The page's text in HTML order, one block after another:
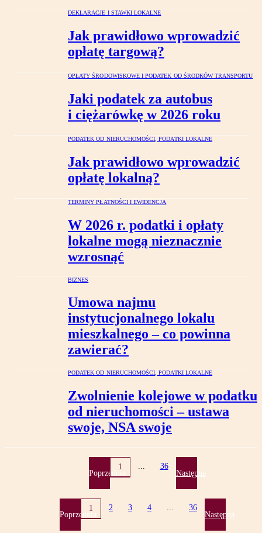
DEKLARACJE I STAWKI LOKALNE
Jak prawidłowo wprowadzić
opłatę targową?
OPŁATY ŚRODOWISKOWE I PODATEK OD ŚRODKÓW TRANSPORTU
Jaki podatek za autobus
i ciężarówkę w 2026 roku
PODATEK OD NIERUCHOMOŚCI, PODATKI LOKALNE
Jak prawidłowo wprowadzić
opłatę lokalną?
TERMINY PŁATNOŚCI I EWIDENCJA
W 2026 r. podatki i opłaty
lokalne mogą nieznacznie
wzrosnąć
BIZNES
Umowa najmu
instytucjonalnego lokalu
mieszkalnego – co powinna
zawierać?
PODATEK OD NIERUCHOMOŚCI, PODATKI LOKALNE
Zwolnienie kolejowe w podatku
od nieruchomości – ustawa
swoje, NSA swoje
Poprzednia
1 ... 36
Następna
Poprzednia
1 2 3 4 ... 36
Następna